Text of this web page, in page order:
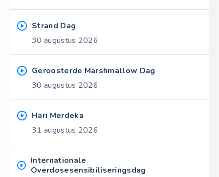
Strand Dag
30 augustus 2026
Geroosterde Marshmallow Dag
30 augustus 2026
Hari Merdeka
31 augustus 2026
Internationale
Overdosesensibiliseringsdag